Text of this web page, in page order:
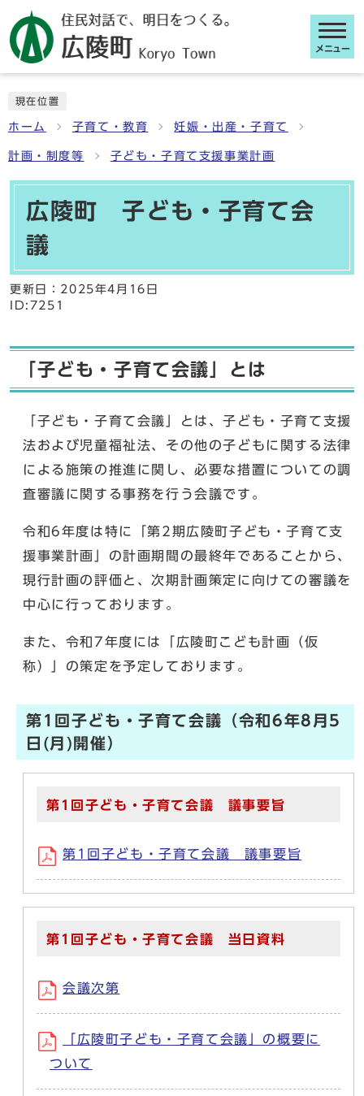
メニュー
現在位置
ホーム 子育て・教育 妊娠・出産・子育て
計画・制度等 子ども・子育て支援事業計画
広陵町 子ども・子育て会
議
更新日： 2025年4月16日
ID:7251
「子ども・子育て会議」とは
「子ども・子育て会議」とは、子ども・子育て支援
法および児童福祉法、その他の子どもに関する法律
による施策の推進に関し、必要な措置についての調
査審議に関する事務を行う会議です。
令和6年度は特に「第2期広陵町子ども・子育て支
援事業計画」の計画期間の最終年であることから、
現行計画の評価と、次期計画策定に向けての審議を
中心に行っております。
また、令和7年度には「広陵町こども計画（仮
称）」の策定を予定しております。
第1回子ども・子育て会議（令和6年8月5
日(月)開催）
第1回子ども・子育て会議 議事要旨
第1回子ども・子育て会議 議事要旨
第1回子ども・子育て会議 当日資料
会議次第
「広陵町子ども・子育て会議」の概要に
ついて